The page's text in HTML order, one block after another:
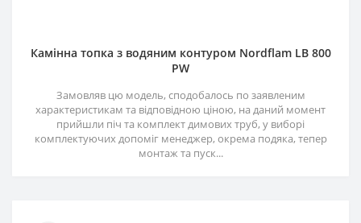
Камінна топка з водяним контуром Nordflam LB 800
PW
Замовляв цю модель, сподобалось по заявленим
характеристикам та відповідною ціною, на даний момент
прийшли піч та комплект димових труб, у виборі
комплектуючих допоміг менеджер, окрема подяка, тепер
монтаж та пуск...